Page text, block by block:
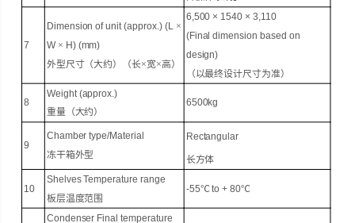
7
Dimension of unit (approx.) (L ×
W × H) (mm)
外型尺寸（大约）（长×宽×高）
6,500 × 1540 × 3,110
(Final dimension based on
design)
（以最终设计尺寸为准）
8
Weight (approx.)
重量（大约）
6500kg
9
Chamber type/Material
冻干箱外型
Rectangular
长方体
10
Shelves Temperature range
板层温度范围
-55℃ to +80℃
Condenser Final temperature